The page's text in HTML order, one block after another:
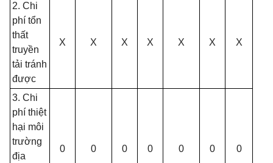
2. Chi
phí tổn
thất
truyền
tải tránh
được
X X X X X X X
3. Chi
phí thiệt
hại môi
trường
địa
0 0 0 0 0 0 0